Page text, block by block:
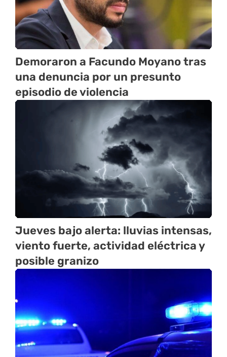
Demoraron a Facundo Moyano tras
una denuncia por un presunto
episodio de violencia
Jueves bajo alerta: lluvias intensas,
viento fuerte, actividad eléctrica y
posible granizo